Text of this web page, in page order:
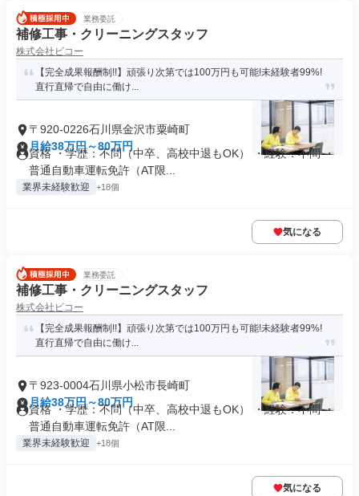
業務委託
補修工事・クリーニングスタッフ
株式会社ビコー
【完全成果報酬制!!】頑張り次第では100万円も可能!未経験者99%!
直行直帰で自由に働け...
〒920-0226石川県金沢市粟崎町
月給38万円～80万円
資格 ・学歴：不問（中卒、高校中退もOK） ・経験：不問 ・
普通自動車運転免許（AT限...
業界未経験歓迎 +18個
気になる
業務委託
補修工事・クリーニングスタッフ
株式会社ビコー
【完全成果報酬制!!】頑張り次第では100万円も可能!未経験者99%!
直行直帰で自由に働け...
〒923-0004石川県小松市長崎町
月給38万円～80万円
資格 ・学歴：不問（中卒、高校中退もOK） ・経験：不問 ・
普通自動車運転免許（AT限...
業界未経験歓迎 +18個
気になる